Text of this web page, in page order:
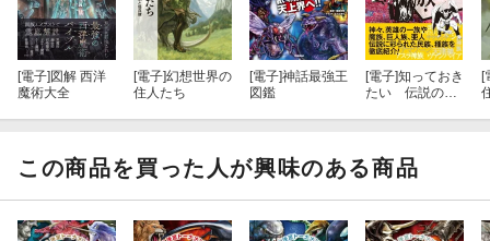
[電子]図解 西洋
魔術大全
[電子]幻想世界の
住人たち
[電子]神話最強王
図鑑
[電子]知っておき
たい 伝説の魔
[
この商品を買った人が興味のある商品